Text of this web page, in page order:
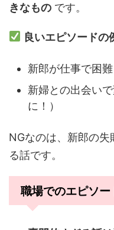
きなもの です。
良いエピソードの
新郎が仕事で困
新婦との出会い
に！）
NGなのは、新郎の失
る話です。
職場でのエピソ